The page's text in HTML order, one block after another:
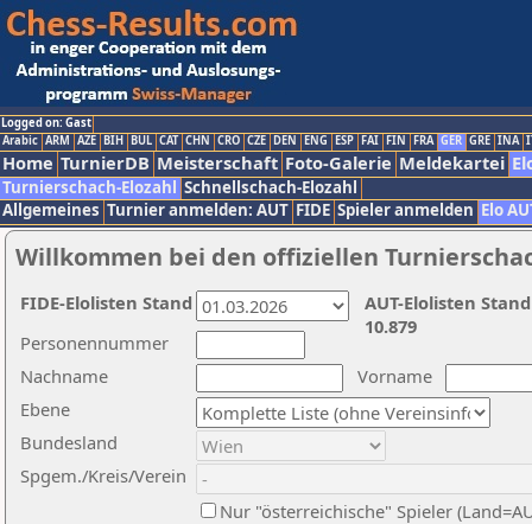
Logged on: Gast
Arabic ARM AZE BIH BUL CAT CHN CRO CZE DEN ENG ESP FAI FIN FRA GER GRE INA
Home TurnierDB Meisterschaft Foto-Galerie Meldekartei
Turnierschach-Elozahl Schnellschach-Elozahl
Allgemeines Turnier anmelden: AUT FIDE Spieler anmelden Elo
Willkommen bei den offiziellen
Nachname
Vorname
Ebene
Personennummer
Bundesland
Spgem./Kreis/Verein
Nur "österreichische" Spieler
AUT-Elolisten
10.879
FIDE-Elolisten Stand